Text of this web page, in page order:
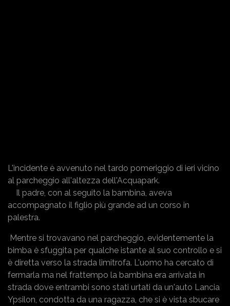
L'incidente è avvenuto nel tardo pomeriggio di ieri vicino
al parcheggio all'altezza dell'Acquapark.
Il padre, con al seguito la bambina, aveva
accompagnato il figlio più grande ad un corso in
palestra.
Mentre si trovavano nel parcheggio, evidentemente la
bimba è sfuggita per qualche istante al suo controllo e si
è diretta verso la strada limitrofa. L'uomo ha cercato di
fermarla ma nel frattempo la bambina era arrivata in
strada dove entrambi sono stati urtati da un'auto Lancia
Ypsilon, condotta da una ragazza, che si è vista sbucare